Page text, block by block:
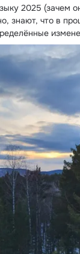
2025 (зачем
знают, что в